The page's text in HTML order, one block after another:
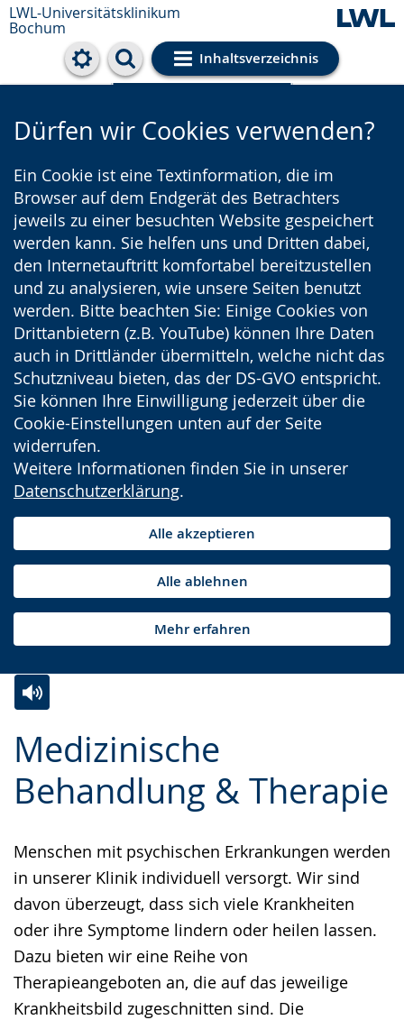
LWL-Universitätsklinikum
Bochum
Inhaltsverzeichnis
Cookie-Einstellungen
Dürfen wir Cookies verwenden?
Ein Cookie ist eine Textinformation, die im
Browser auf dem Endgerät des Betrachters
jeweils zu einer besuchten Website gespeichert
werden kann. Sie helfen uns und Dritten dabei,
den Internetauftritt komfortabel bereitzustellen
und zu analysieren, wie unsere Seiten benutzt
werden. Bitte beachten Sie: Einige Cookies von
Drittanbietern (z.B. YouTube) können Ihre Daten
auch in Drittländer übermitteln, welche nicht das
Schutzniveau bieten, das der DS-GVO entspricht.
Sie können Ihre Einwilligung jederzeit über die
Cookie-Einstellungen unten auf der Seite
widerrufen.
Weitere Informationen finden Sie in unserer
Datenschutzerklärung.
Alle akzeptieren
Alle ablehnen
Mehr erfahren
Medizinische
Behandlung & Therapie
Menschen mit psychischen Erkrankungen werden
in unserer Klinik individuell versorgt. Wir sind
davon überzeugt, dass sich viele Krankheiten
oder ihre Symptome lindern oder heilen lassen.
Dazu bieten wir eine Reihe von
Therapieangeboten an, die auf das jeweilige
Krankheitsbild zugeschnitten sind. Die
Leichten
Sprache
wechseln.
Audio-
Unterstützung.
Video
in
Deutscher
wird
angezeigt.